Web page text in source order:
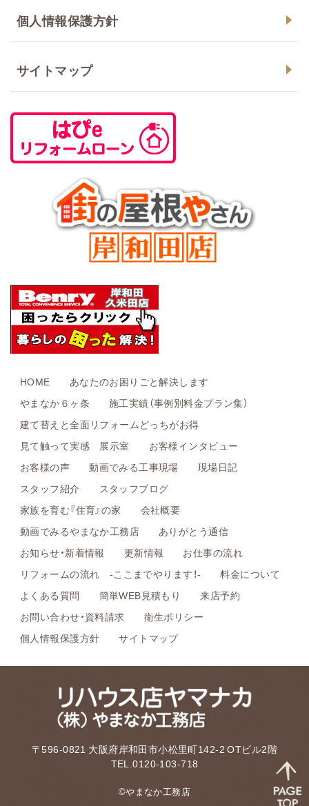
個人情報保護方針
サイトマップ
HOME
あなたのお困りごと解決します
やまなか６ヶ条
施工実績（事例別料金プラン集）
建て替えと全面リフォームどっちがお得
見て触って実感 展示室
お客様インタビュー
お客様の声
動画でみる工事現場
現場日記
スタッフ紹介
スタッフブログ
家族を育む『住育』の家
会社概要
動画でみるやまなか工務店
ありがとう通信
お知らせ・新着情報
更新情報
お仕事の流れ
リフォームの流れ -ここまでやります！-
料金について
よくある質問
簡単WEB見積もり
来店予約
お問い合わせ・資料請求
衛生ポリシー
個人情報保護方針
サイトマップ
〒596-0821 大阪府岸和田市小松里町142-2 OTビル2階
TEL.0120-103-718
©やまなか工務店